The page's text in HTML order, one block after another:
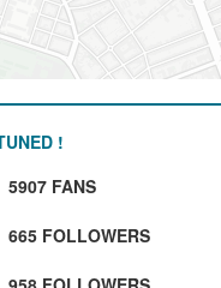
!
5907 FANS
665 FOLLOWERS